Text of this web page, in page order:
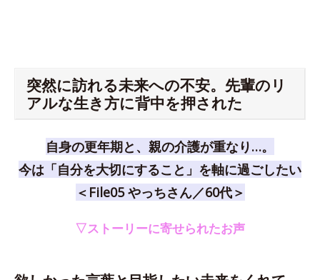
突然に訪れる未来への不安。先輩のリ
アルな生き方に背中を押された
自身の更年期と、親の介護が重なり…。
今は「自分を大切にすること」を軸に過ごしたい
＜File05 やっちさん／60代＞
▽ストーリーに寄せられたお声